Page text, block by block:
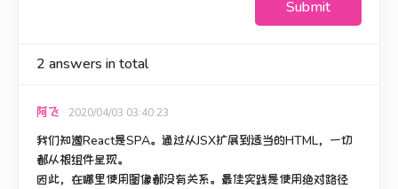
Submit
2 answers in total
阿飞 2020/04/03 03:40:23
我们知道React是SPA。 通过从JSX扩展到适当的HTML，一切
都从根组件呈现。
因此，在哪里使用图像都没有关系。 最佳实践是使用绝对路径